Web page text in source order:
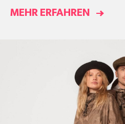
MEHR ERFAHREN